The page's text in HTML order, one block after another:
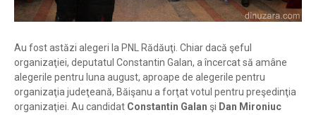
Au fost astăzi alegeri la PNL Rădăuţi. Chiar dacă şeful
organizaţiei, deputatul Constantin Galan, a încercat să amâne
alegerile pentru luna august, aproape de alegerile pentru
organizaţia judeţeană, Băişanu a forţat votul pentru preşedinţia
organizaţiei. Au candidat Constantin Galan şi Dan Mironiuc